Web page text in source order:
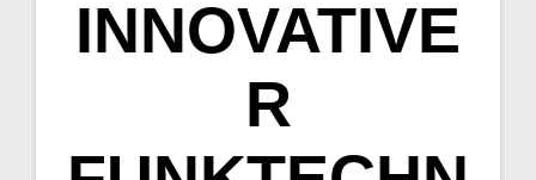
INNOVATIVE
R